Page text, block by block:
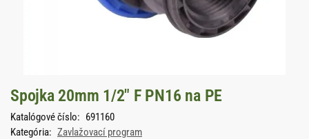
Spojka 20mm 1/2″ F PN16 na PE
Katalógové číslo: 691160
Kategória: Zavlažovací program